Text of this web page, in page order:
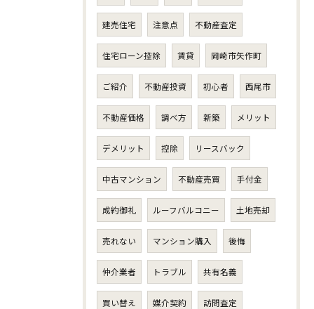
建売住宅 注意点 不動産査定
住宅ローン控除 賃貸 岡崎市矢作町
ご紹介 不動産投資 初心者 西尾市
不動産価格 調べ方 新築 メリット
デメリット 控除 リースバック
中古マンション 不動産売買 手付金
成約御礼 ルーフバルコニー 土地売却
売れない マンション購入 後悔
仲介業者 トラブル 共有名義
買い替え 媒介契約 訪問査定